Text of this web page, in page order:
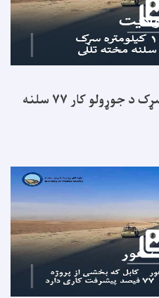
د کابل – غور د ۱۰ کیلومتره سړک د جوړولو کار ۷۷ سلنه